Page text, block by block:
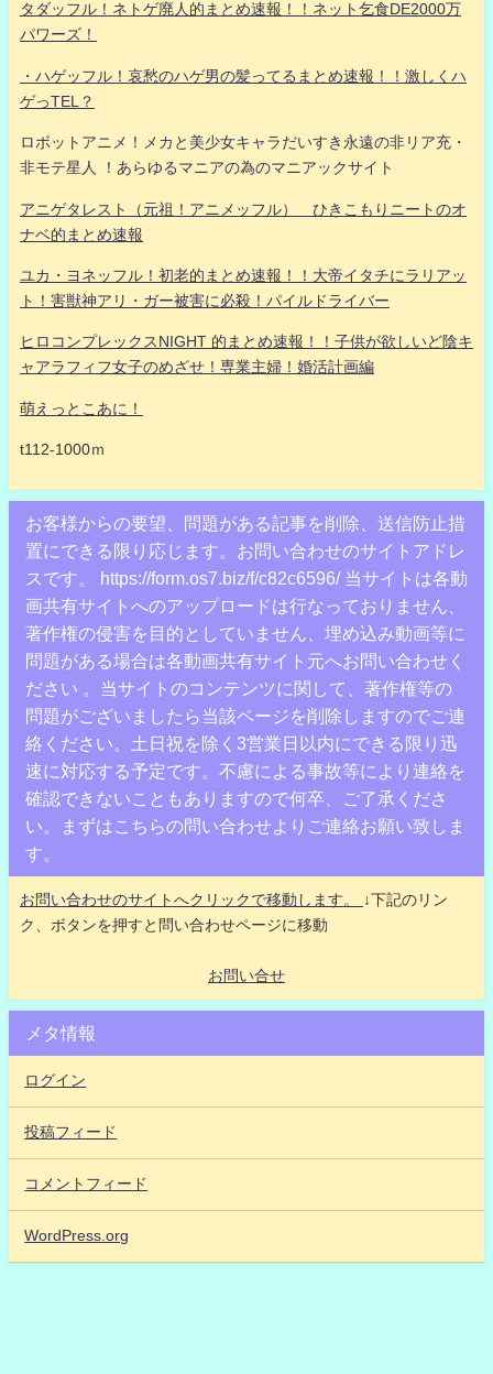
タダッフル！ネトゲ廃人的まとめ速報！！ネット乞食DE2000万
パワーズ！
・ハゲッフル！哀愁のハゲ男の髪ってるまとめ速報！！激しくハ
ゲっTEL？
ロボットアニメ！メカと美少女キャラだいすき永遠の非リア充・
非モテ星人 ！あらゆるマニアの為のマニアックサイト
アニゲタレスト（元祖！アニメッフル） ひきこもりニートのオ
ナベ的まとめ速報
ユカ・ヨネッフル！初老的まとめ速報！！大帝イタチにラリアッ
ト！害獣神アリ・ガー被害に必殺！パイルドライバー
ヒロコンプレックスNIGHT 的まとめ速報！！子供が欲しいど陰キ
ャアラフィフ女子のめざせ！専業主婦！婚活計画編
萌えっとこあに！
t112-1000ｍ
お客様からの要望、問題がある記事を削除、送信防止措
置にできる限り応じます。お問い合わせのサイトアドレ
スです。 https://form.os7.biz/f/c82c6596/ 当サイトは各動
画共有サイトへのアップロードは行なっておりません、
著作権の侵害を目的としていません、埋め込み動画等に
問題がある場合は各動画共有サイト元へお問い合わせく
ださい 。当サイトのコンテンツに関して、著作権等の
問題がございましたら当該ページを削除しますのでご連
絡ください。土日祝を除く3営業日以内にできる限り迅
速に対応する予定です。不慮による事故等により連絡を
確認できないこともありますので何卒、ご了承くださ
い。まずはこちらの問い合わせよりご連絡お願い致しま
す。
お問い合わせのサイトへクリックで移動します。
↓下記のリン
ク、ボタンを押すと問い合わせページに移動
お問い合せ
メタ情報
ログイン
投稿フィード
コメントフィード
WordPress.org